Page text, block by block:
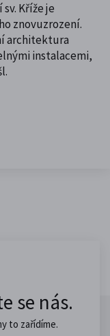
Kříže je
znovuzrození.
architektura
instalacemi,
se nás.
to zařídíme.